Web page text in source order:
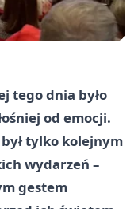
tego dnia było
od emocji.
tylko kolejnym
wydarzeń –
gestem